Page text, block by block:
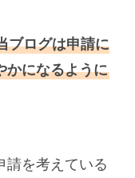
ブログは申請に
かになるように
請を考えている